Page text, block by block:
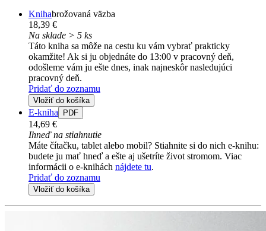
Knihabrožovaná väzba
18,39 €
Na sklade > 5 ks
Táto kniha sa môže na cestu ku vám vybrať prakticky
okamžite! Ak si ju objednáte do 13:00 v pracovný deň,
odošleme vám ju ešte dnes, inak najneskôr nasledujúci
pracovný deň.
Pridať do zoznamu
Vložiť do košíka
E-kniha PDF
14,69 €
Ihneď na stiahnutie
Máte čítačku, tablet alebo mobil? Stiahnite si do nich e-knihu:
budete ju mať hneď a ešte aj ušetríte život stromom. Viac
informácii o e-knihách nájdete tu.
Pridať do zoznamu
Vložiť do košíka